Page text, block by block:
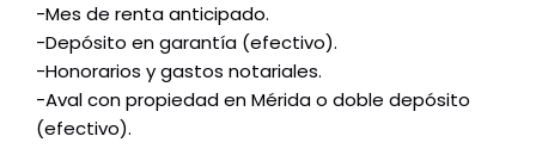
-Mes de renta anticipado.
-Depósito en garantía (efectivo).
-Honorarios y gastos notariales.
-Aval con propiedad en Mérida o doble depósito
(efectivo).